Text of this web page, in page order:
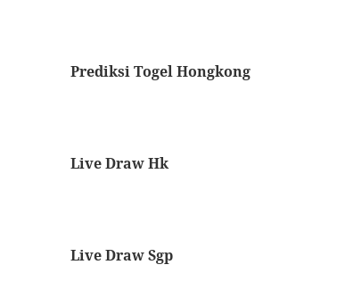
Prediksi Togel Hongkong
Live Draw Hk
Live Draw Sgp